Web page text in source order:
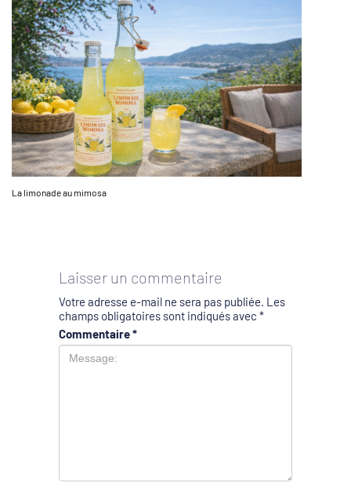
La limonade au mimosa
Laisser un commentaire
Votre adresse e-mail ne sera pas publiée. Les
champs obligatoires sont indiqués avec *
Commentaire*